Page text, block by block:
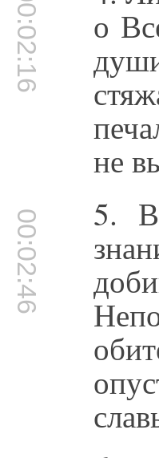
00:02:16 о
не
00:02:46 5. В